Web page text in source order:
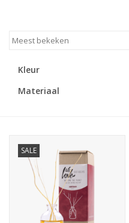
Kaarsen accessoires
Relatiegeschenken & Bedankjes
Huisparfums
Kleur
Materiaal
SALE